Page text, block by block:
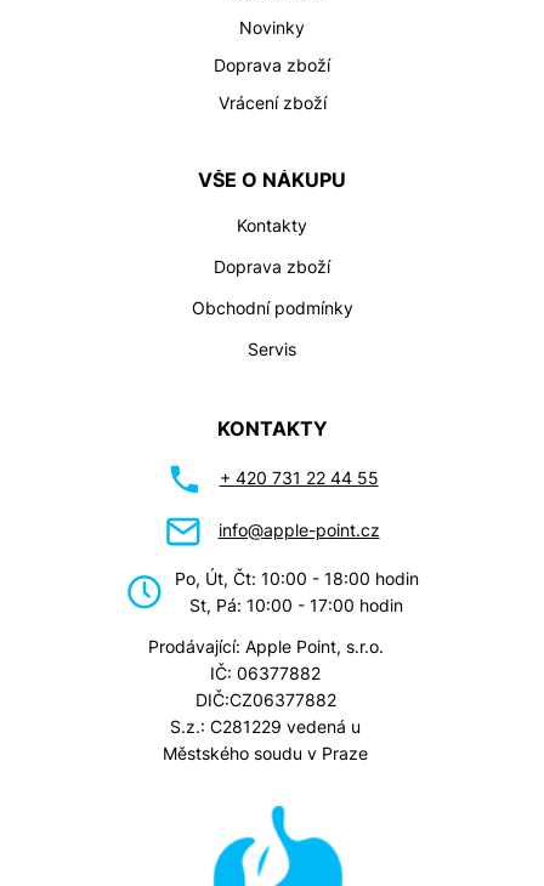
Novinky
Doprava zboží
Vrácení zboží
VŠE O NÁKUPU
Kontakty
Doprava zboží
Obchodní podmínky
Servis
KONTAKTY
+ 420 731 22 44 55
info@apple-point.cz
Po, Út, Čt: 10:00 - 18:00 hodin
St, Pá: 10:00 - 17:00 hodin
Prodávající: Apple Point, s.r.o.
IČ: 06377882
DIČ:CZ06377882
S.z.: C281229 vedená u
Městského soudu v Praze